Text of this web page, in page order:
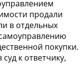
продали
в отдельных
покупки.
к ответчику,